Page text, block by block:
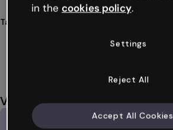
Tags
Vous aimerez aussi
in the cookies policy.
Settings
Reject All
Accept All Cookies